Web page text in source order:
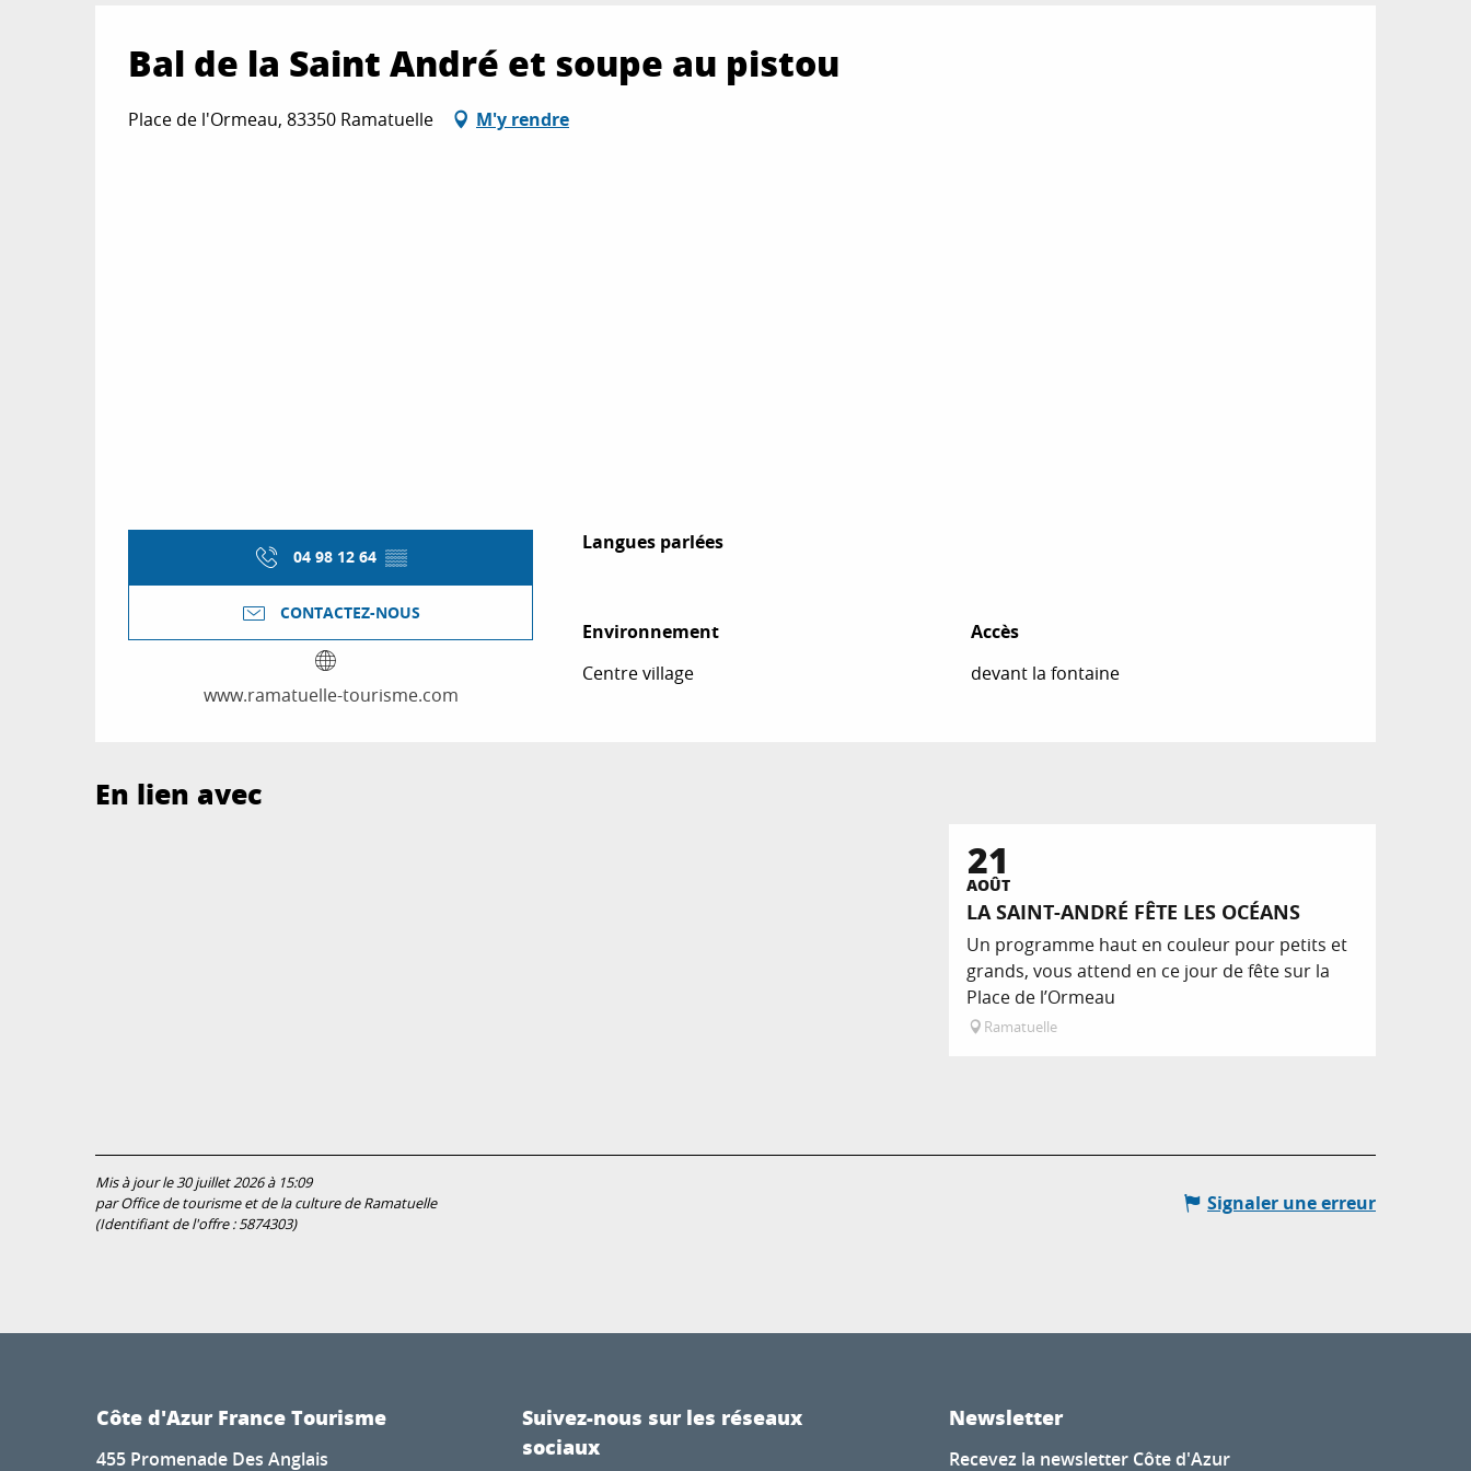
Bal de la Saint André et soupe au pistou
Place de l'Ormeau, 83350 Ramatuelle M'y rendre
04 98 12 64 ▒▒
CONTACTEZ-NOUS
www.ramatuelle-tourisme.com
Langues parlées
Langues parlées
Environnement
Environnement
Centre village
Accès
Accès
devant la fontaine
En lien avec
21
AOÛT
LA SAINT-ANDRÉ FÊTE LES OCÉANS
Un programme haut en couleur pour petits et
grands, vous attend en ce jour de fête sur la
Place de l’Ormeau
Ramatuelle
Mis à jour le 30 juillet 2026 à 15:09
par Office de tourisme et de la culture de Ramatuelle
(Identifiant de l'offre :5874303)
Signaler une erreur
Côte d'Azur France Tourisme
455 Promenade Des Anglais
Suivez-nous sur les réseaux
sociaux
Newsletter
Recevez la newsletter Côte d'Azur